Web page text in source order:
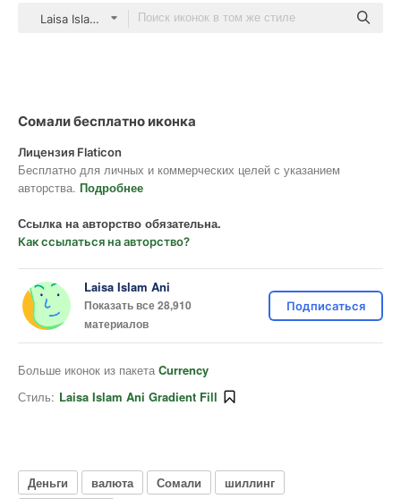
Laisa Islam Ani gradient fill
Сомали бесплатно иконка
Лицензия Flaticon
Бесплатно для личных и коммерческих целей с указанием
авторства. Подробнее
Ссылка на авторство обязательна.
Как ссылаться на авторство?
Laisa Islam Ani
Показать все 28,910
материалов
Подписаться
Больше иконок из пакета Currency
Стиль: Laisa Islam Ani Gradient Fill
Деньги валюта Сомали
шиллинг